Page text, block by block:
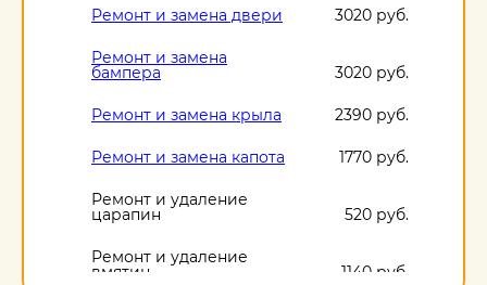
Ремонт и замена двери 3020 руб.
Ремонт и замена
бампера 3020 руб.
Ремонт и замена крыла 2390 руб.
Ремонт и замена капота 1770 руб.
Ремонт и удаление
царапин 520 руб.
Ремонт и удаление
вмятин 1140 руб.